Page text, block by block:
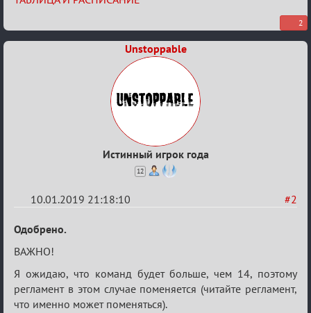
2
Unstoppable
Истинный игрок года
12
#2
10.01.2019 21:18:10
Re:
VIII
Кубок
сумеречных
разборок
Одобрено.
ВАЖНО!
Я ожидаю, что команд будет больше, чем 14, поэтому
регламент в этом случае поменяется (читайте регламент,
что именно может поменяться).